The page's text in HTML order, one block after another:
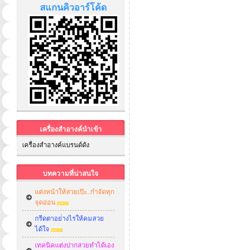
สแกนคิวอาร์โค้ด
เครื่องสำอางค์นำเข้า
เครื่องสำอางค์แบรนด์ดัง
บทความที่น่าสนใจ
แต่งหน้าให้สวยเป๊ะ..กำจัดทุก
จุดอ่อน
กรีดตาอย่่างไรให้คมสวย
ได้ใจ
เทคนิคแต่งปากสวยทำได้เอง